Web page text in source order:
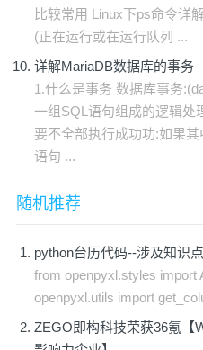
比较常用 Linux下ps命令详
(正在运行或在运行队列 ...
详解MariaDB数据库的事务
1.什么是事务 数据库事务
一组SQL语句组成的逻辑处
要不全部执行成功功:如果
语句 ...
随机推荐
python台历代码--涉及知识
from openpyxl.styles import
openpyxl.utils import
ZEGO即构科技荣获36氪【